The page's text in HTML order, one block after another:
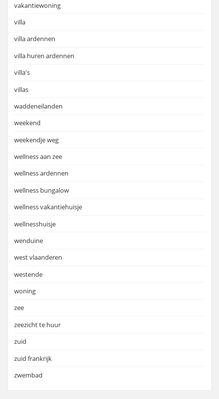
vakantiewoning
villa
villa ardennen
villa huren ardennen
villa's
villas
waddeneilanden
weekend
weekendje weg
wellness aan zee
wellness ardennen
wellness bungalow
wellness vakantiehuisje
wellnesshuisje
wenduine
west vlaanderen
westende
woning
zee
zeezicht te huur
zuid
zuid frankrijk
zwembad